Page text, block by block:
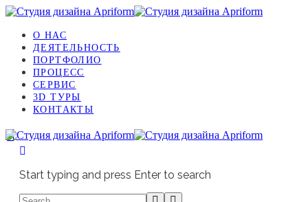
О НАС
ДЕЯТЕЛЬНОСТЬ
ПОРТФОЛИО
ПРОЦЕСС
СЕРВИС
3D ТУРЫ
КОНТАКТЫ
Start typing and press Enter to search